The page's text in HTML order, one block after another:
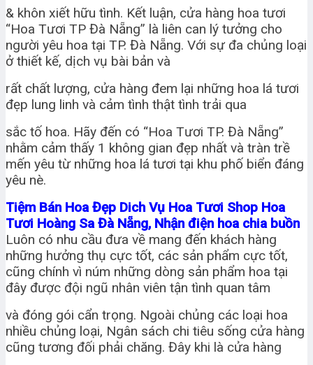
& khôn xiết hữu tình. Kết luận, cửa hàng hoa tươi
“Hoa Tươi TP Đà Nẵng” là liên can lý tưởng cho
người yêu hoa tại TP. Đà Nẵng. Với sự đa chủng loại
ở thiết kế, dịch vụ bài bản và
rất chất lượng, cửa hàng đem lại những hoa lá tươi
đẹp lung linh và cảm tình thật tình trải qua
sắc tố hoa. Hãy đến có “Hoa Tươi TP. Đà Nẵng”
nhằm cảm thấy 1 không gian đẹp nhất và tràn trề
mến yêu từ những hoa lá tươi tại khu phố biển đáng
yêu nè.
Tiệm Bán Hoa Đẹp Dich Vụ Hoa Tươi Shop Hoa
Tươi Hoàng Sa Đà Nẵng, Nhận điện hoa chia buồn
Luôn có nhu cầu đưa về mang đến khách hàng
những hưởng thụ cực tốt, các sản phẩm cực tốt,
cũng chính vì núm những dòng sản phẩm hoa tại
đây được đội ngũ nhân viên tận tình quan tâm
và đóng gói cẩn trọng. Ngoài chủng các loại hoa
nhiều chủng loại, Ngân sách chi tiêu sống cửa hàng
cũng tương đối phải chăng. Đây khi là cửa hàng